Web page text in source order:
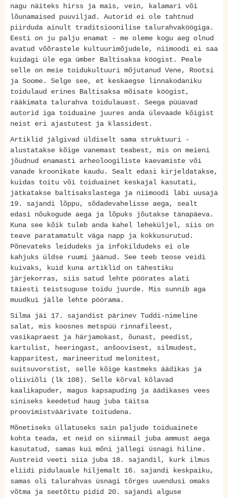
nagu näiteks hirss ja mais, vein, kalamari või
lõunamaised puuviljad. Autorid ei ole tahtnud
piirduda ainult traditsioonilise talurahvaköögiga.
Eesti on ju palju enamat - me oleme kogu aeg olnud
avatud võõrastele kultuurimõjudele, niimoodi ei saa
kuidagi üle ega ümber Baltisaksa köögist. Peale
selle on meie toidukultuuri mõjutanud Vene, Rootsi
ja Soome. Selge see, et keskaegse linnakodaniku
toidulaud erines Baltisaksa mõisate köögist,
rääkimata talurahva toidulauast. Seega püüavad
autorid iga toiduaine juures anda ülevaade kõigist
neist eri ajastutest ja klassidest.
Artiklid jälgivad üldiselt sama struktuuri -
alustatakse kõige vanemast teabest, mis on meieni
jõudnud enamasti arheoloogiliste kaevamiste või
vanade kroonikate kaudu. Sealt edasi kirjeldatakse,
kuidas toitu või toiduainet keskajal kasutati,
jätkatakse baltisakslastega ja niimoodi läbi uusaja
19. sajandi lõppu, sõdadevahelisse aega, sealt
edasi nõukogude aega ja lõpuks jõutakse tänapäeva.
Kuna see kõik tuleb anda kahel leheküljel, siis on
teave paratamatult väga napp ja kokkusurutud.
Põnevateks leidudeks ja infokildudeks ei ole
kahjuks üldse ruumi jäänud. See teeb teose veidi
kuivaks, kuid kuna artiklid on tähestiku
järjekorras, siis satud lehte pöörates alati
täiesti teistsuguse toidu juurde. Mis sunnib aga
muudkui jälle lehte pöörama.
Silma jäi 17. sajandist pärinev Tuddi-nimeline
salat, mis koosnes metspüü rinnafileest,
vasikapraest ja härjamokast, õunast, peedist,
kartulist, heeringast, anšoovisest, silmudest,
kapparitest, marineeritud melonitest,
suitsuvorstist, selle kõige kastmeks äädikas ja
oliiviõli (lk 108). Selle kõrval kõlavad
kaalikapuder, magus kapsapuding ja äädikases vees
siniseks keedetud haug juba täitsa
proovimistväärivate toitudena.
Mõnetiseks üllatuseks sain paljude toiduainete
kohta teada, et neid on siinmail juba ammust aega
kasutatud, samas kui mõni jällegi üsnagi hiline.
Austreid veeti siia juba 18. sajandil, kurk ilmus
eliidi pidulauale hiljemalt 16. sajandi keskpaiku,
samas oli talurahvas üsnagi tõrges uuendusi omaks
võtma ja seetõttu pidid 20. sajandi alguse